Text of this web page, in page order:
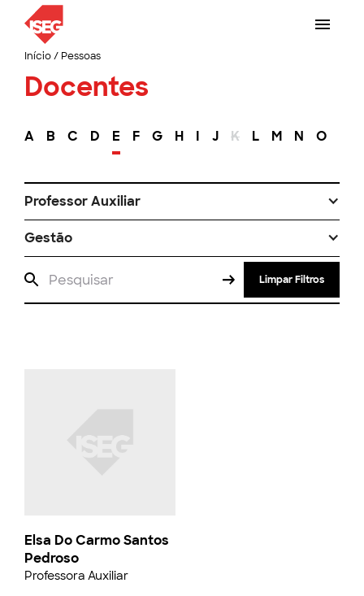
Início/ Pessoas
Docentes
A B C D E F G H I J K L M N O
Professor Auxiliar
Gestão
Limpar Filtros
Elsa Do Carmo Santos
Pedroso
Professora Auxiliar